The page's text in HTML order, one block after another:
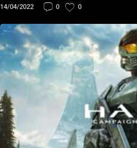
14/04/2022 0 0